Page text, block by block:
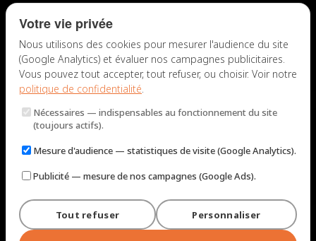
Avis clients
Candidater chez nous
NOUS CONTACTER
Lun – Jeu : 9h – 12h / 14h – 18h
© 2026 Immobilière Pujol — Marseille. Tous droits réservés.
Mentions légales et tarifsPolitique de confidentialitéPlan du site
Votre vie privée
Nous utilisons des cookies pour mesurer l'audience du site
(Google Analytics) et évaluer nos campagnes publicitaires.
Vous pouvez tout accepter, tout refuser, ou choisir. Voir notre
politique de confidentialité.
Nécessaires — indispensables au fonctionnement du site
(toujours actifs).
Mesure d'audience — statistiques de visite (Google Analytics).
Publicité — mesure de nos campagnes (Google Ads).
Tout refuser Personnaliser